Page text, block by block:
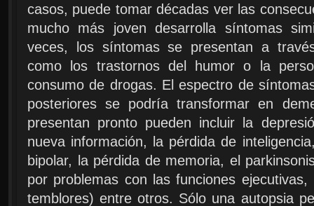
casos, puede tomar décadas ver las
mucho más joven desarrolla síntomas
veces, los síntomas se presentan a
como los trastornos del humor o la
consumo de drogas. El espectro de
posteriores se podría transformar en
presentan pronto pueden incluir la
nueva información, la pérdida de
bipolar, la pérdida de memoria, el
por problemas con las funciones
temblores) entre otros. Sólo una autopsia